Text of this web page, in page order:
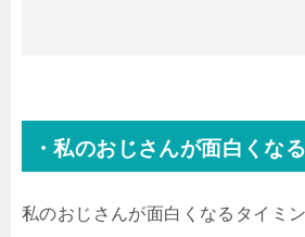
・私のおじさんが面白くな
私のおじさんが面白くなるタイミ